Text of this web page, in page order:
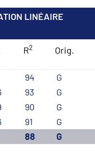
LINÉAIRE
R2 Orig.
94
G
93
G
90
G
91
G
88 G